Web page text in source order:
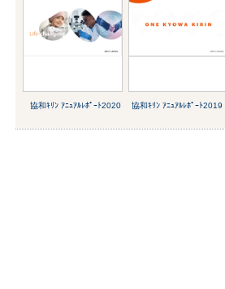
協和ｷﾘﾝ ｱﾆｭｱﾙﾚﾎﾟｰﾄ2020 協和ｷﾘﾝ ｱﾆｭｱﾙﾚﾎﾟｰﾄ2019